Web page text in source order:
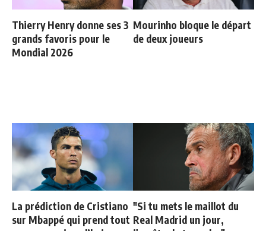
Thierry Henry donne ses 3
grands favoris pour le
Mondial 2026
Mourinho bloque le départ
de deux joueurs
La prédiction de Cristiano
sur Mbappé qui prend tout
"Si tu mets le maillot du
Real Madrid un jour,